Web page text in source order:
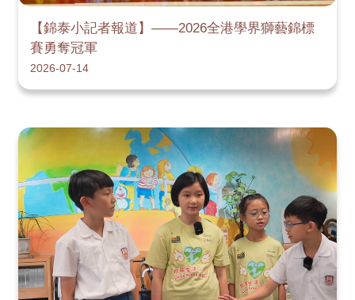
【錦泰小記者報道】——2026全港學界獅藝錦標
賽勇奪冠軍
2026-07-14